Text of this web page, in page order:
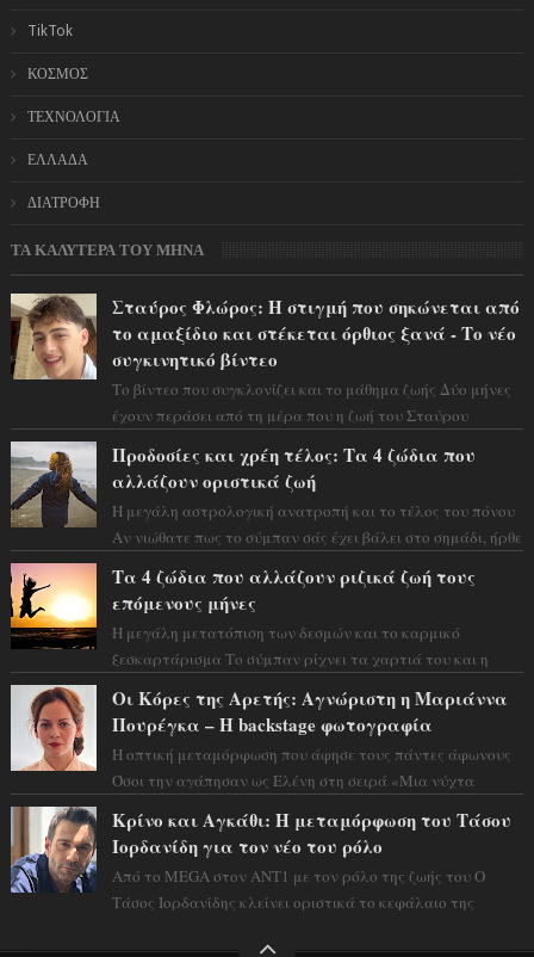
TikTok
ΚΟΣΜΟΣ
ΤΕΧΝΟΛΟΓΙΑ
ΕΛΛΑΔΑ
ΔΙΑΤΡΟΦΗ
ΤΑ ΚΑΛΥΤΕΡΑ ΤΟΥ ΜΗΝΑ
Σταύρος Φλώρος: Η στιγμή που σηκώνεται από
το αμαξίδιο και στέκεται όρθιος ξανά - Το νέο
συγκινητικό βίντεο
Το βίντεο που συγκλονίζει και το μάθημα ζωής Δύο μήνες
έχουν περάσει από τη μέρα που η ζωή του Σταύρου
Προδοσίες και χρέη τέλος: Τα 4 ζώδια που
αλλάζουν οριστικά ζωή
Η μεγάλη αστρολογική ανατροπή και το τέλος του πόνου
Αν νιώθατε πως το σύμπαν σάς έχει βάλει στο σημάδι, ήρθε
Τα 4 ζώδια που αλλάζουν ριζικά ζωή τους
επόμενους μήνες
Η μεγάλη μετατόπιση των δεσμών και το καρμικό
ξεσκαρτάρισμα Το σύμπαν ρίχνει τα χαρτιά του και η
Οι Κόρες της Αρετής: Αγνώριστη η Μαριάννα
Πουρέγκα – H backstage φωτογραφία
Η οπτική μεταμόρφωση που άφησε τους πάντες άφωνους
Όσοι την αγάπησαν ως Ελένη στη σειρά «Μια νύχτα
Κρίνο και Αγκάθι: Η μεταμόρφωση του Τάσου
Ιορδανίδη για τον νέο του ρόλο
Από το MEGA στον ΑΝΤ1 με τον ρόλο της ζωής του Ο
Τάσος Ιορδανίδης κλείνει οριστικά το κεφάλαιο της